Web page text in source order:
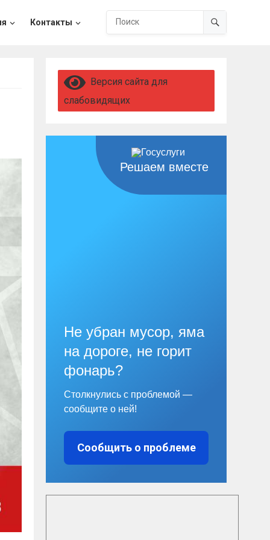
Контакты
Версия сайта для
слабовидящих
Решаем вместе
Не убран мусор, яма
на дороге, не горит
фонарь?
Столкнулись с проблемой —
сообщите о ней!
Сообщить о проблеме